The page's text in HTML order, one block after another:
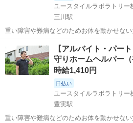
ユースタイルラボラトリー
三川駅
重い障害や難病などのためお体を動かせな
でケアする『日中の見守り訪問介護』です
【サービス】 訪問介護（日勤） 【仕事内容】 ご高齢やさまざまな障
がいによりおひとりでは生活で...
東蒲原郡 三川駅 介護
【アルバイト・パー
守りホームヘルパー
時給1,410円
日払い
ユースタイルラボラトリー
豊実駅
重い障害や難病などのためお体を動かせない